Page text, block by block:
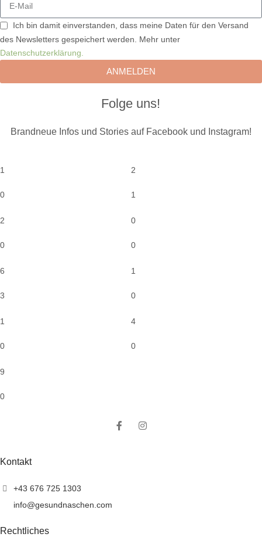
Ich bin damit einverstanden, dass meine Daten für den Versand
des Newsletters gespeichert werden. Mehr unter
Datenschutzerklärung.
ANMELDEN
Folge uns!
Brandneue Infos und Stories auf Facebook und Instagram!
1
0
2
1
2
0
0
0
6
3
1
0
1
0
4
0
9
0
Kontakt
+43 676 725 1303
info@gesundnaschen.com
Rechtliches